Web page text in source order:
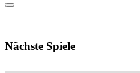
Nächste Spiele